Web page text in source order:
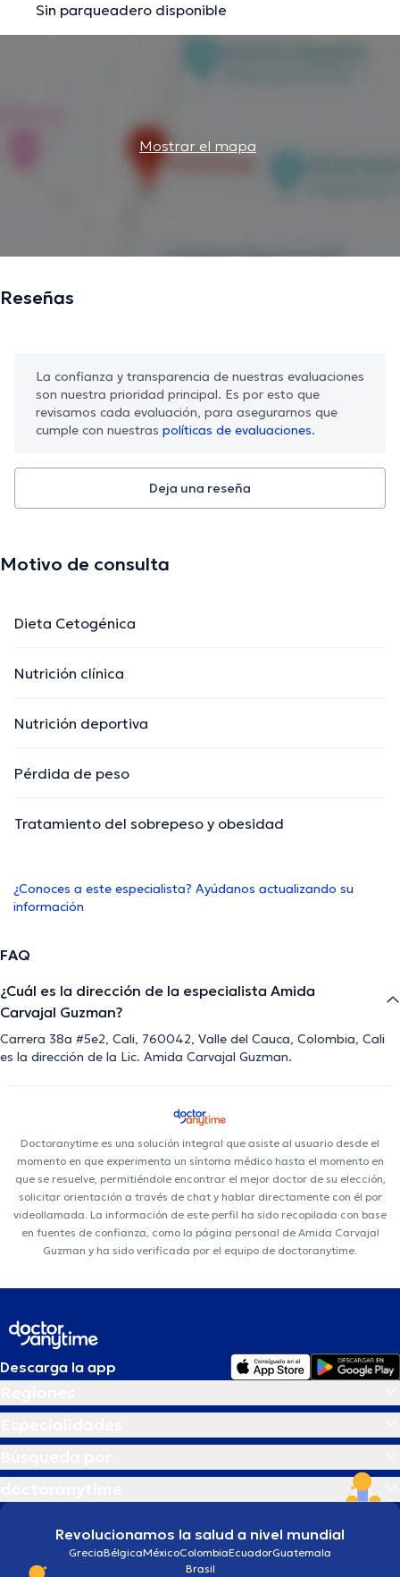
Sin parqueadero disponible
Mostrar el mapa
Reseñas
La confianza y transparencia de nuestras evaluaciones
son nuestra prioridad principal. Es por esto que
revisamos cada evaluación, para asegurarnos que
cumple con nuestras políticas de evaluaciones.
Deja una reseña
Motivo de consulta
Dieta Cetogénica
Nutrición clínica
Nutrición deportiva
Pérdida de peso
Tratamiento del sobrepeso y obesidad
¿Conoces a este especialista? Ayúdanos actualizando su
información
FAQ
¿Cuál es la dirección de la especialista Amida
Carvajal Guzman?
Carrera 38a #5e2, Cali, 760042, Valle del Cauca, Colombia, Cali
es la dirección de la Lic. Amida Carvajal Guzman.
Doctoranytime es una solución integral que asiste al usuario desde el
momento en que experimenta un síntoma médico hasta el momento en
que se resuelve, permitiéndole encontrar el mejor doctor de su elección,
solicitar orientación a través de chat y hablar directamente con él por
videollamada. La información de este perfil ha sido recopilada con base
en fuentes de confianza, como la página personal de Amida Carvajal
Guzman y ha sido verificada por el equipo de doctoranytime.
Descarga la app
Revolucionamos la salud a nivel mundial
GreciaBélgicaMéxicoColombiaEcuadorGuatemala
Brasil